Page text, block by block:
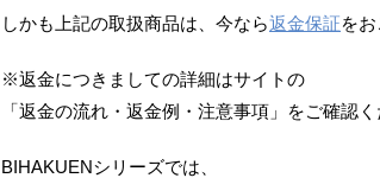
しかも上記の取扱商品は、今なら返金保証をお
※返金につきましての詳細はサイトの
「返金の流れ・返金例・注意事項」をご確認く
BIHAKUENシリーズでは、